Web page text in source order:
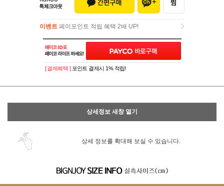
페이포인트 적립 혜택 2배 UP!
이벤트 페이포인트 적립 혜택 2배 UP!
[ 결제혜택 ] 포인트 결제시 1% 적립!
상세정보 새창 열기
상세 정보를 확대해 보실 수 있습니다.